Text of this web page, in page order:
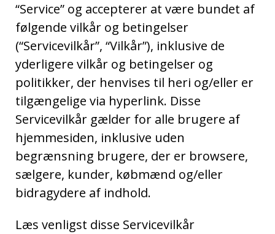
“Service” og accepterer at være bundet af
følgende vilkår og betingelser
(“Servicevilkår”, “Vilkår”), inklusive de
yderligere vilkår og betingelser og
politikker, der henvises til heri og/eller er
tilgængelige via hyperlink. Disse
Servicevilkår gælder for alle brugere af
hjemmesiden, inklusive uden
begrænsning brugere, der er browsere,
sælgere, kunder, købmænd og/eller
bidragydere af indhold.
Læs venligst disse Servicevilkår